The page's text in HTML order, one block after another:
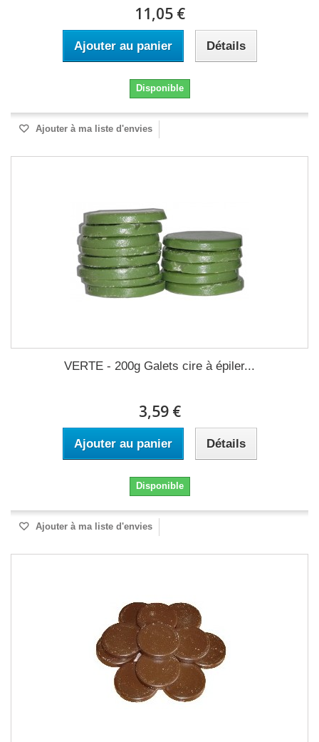
11,05 €
Ajouter au panier Détails
Disponible
Ajouter à ma liste d'envies
VERTE - 200g Galets cire à épiler...
3,59 €
Ajouter au panier Détails
Disponible
Ajouter à ma liste d'envies